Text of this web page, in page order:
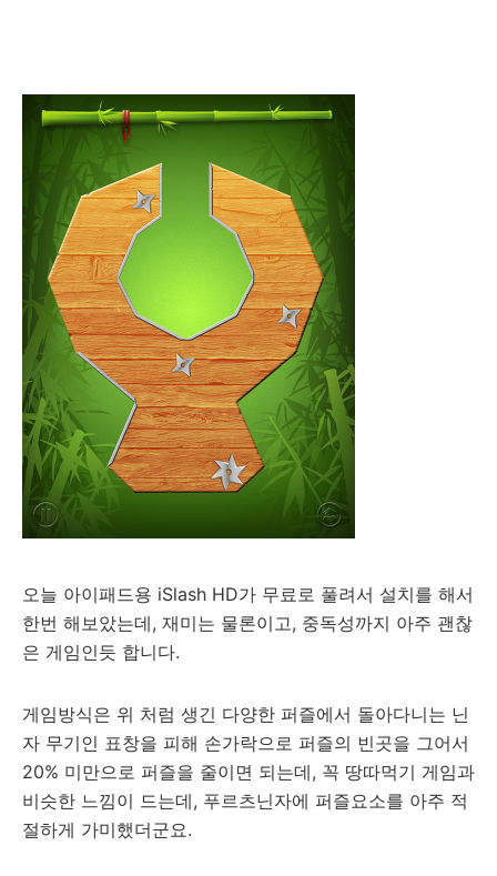
오늘 아이패드용 iSlash HD가 무료로 풀려서 설치를 해서
한번 해보았는데, 재미는 물론이고, 중독성까지 아주 괜찮
은 게임인듯 합니다.
게임방식은 위 처럼 생긴 다양한 퍼즐에서 돌아다니는 닌
자 무기인 표창을 피해 손가락으로 퍼즐의 빈곳을 그어서
20% 미만으로 퍼즐을 줄이면 되는데, 꼭 땅따먹기 게임과
비슷한 느낌이 드는데, 푸르츠닌자에 퍼즐요소를 아주 적
절하게 가미했더군요.